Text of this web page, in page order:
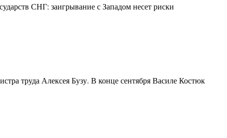
СНГ: заигрывание с Западом несет риски
труда Алексея Бузу. В конце сентября Василе Костюк